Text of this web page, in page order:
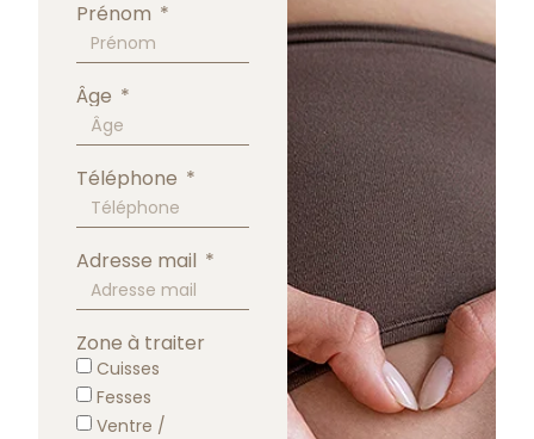
Prénom
Âge
Téléphone
Adresse mail
Zone à traiter
Cuisses
Fesses
Ventre /